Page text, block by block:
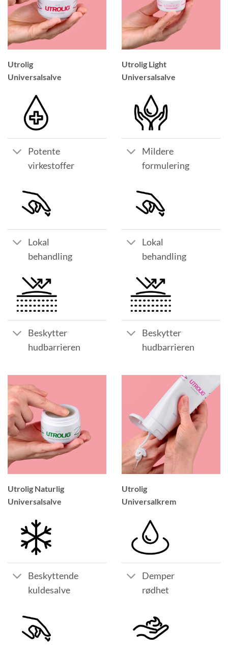
Utrolig
Universalsalve
Potente
virkestoffer
Lokal
behandling
Beskytter
hudbarrieren
Utrolig Light
Universalsalve
Mildere
formulering
Lokal
behandling
Beskytter
hudbarrieren
Utrolig Naturlig
Universalsalve
Beskyttende
kuldesalve
Utrolig
Universalkrem
Demper
rødhet